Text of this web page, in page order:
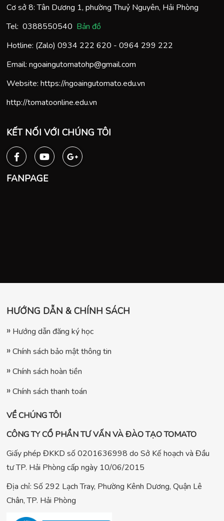
Cơ sở 8: Tân Dương 1, phường Thuỷ Nguyên, Hải Phòng
Tel: 0388550540 Bản đồ
Hotline: (Zalo) 0934 222 620 - 0964 299 222
Email: ngoaingutomatohp@gmail.com
Website: https://ngoaingutomato.edu.vn
http://tomatoonline.edu.vn
KẾT NỐI VỚI CHÚNG TÔI
FANPAGE
HƯỚNG DẪN & CHÍNH SÁCH
Hướng dẫn đăng ký học
Chính sách bảo mật thông tin
Chính sách hoàn tiền
Chính sách thanh toán
VỀ CHÚNG TÔI
CÔNG TY CỔ PHẦN TƯ VẤN VÀ ĐÀO TẠO TOMATO
Giấy phép ĐKKD số 0201636998 do Sở Kế hoạch và Đầu
tư TP. Hải Phòng cấp ngày 10/06/2015
Địa chỉ: Số 292 Lạch Tray, Phường Kênh Dương, Quận Lê
Chân, TP. Hải Phòng